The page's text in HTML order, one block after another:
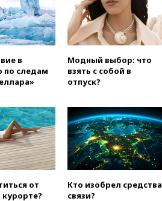
вчера, 19:45ISU предоставил
нейтральный статус
фигуристкам Валиевой и
Трусовой
вчера, 19:35Зеленский
впервые совершил
официальный визит в Сербию
вчера, 19:19Россиянка
погибла во Французских
Альпах
вчера, 19:00Открытое
горение на складе в Брянске
ликвидировано
вчера, 18:55 Минобороны
отчиталось об ударах по двум
в
по следам
Модный выбор: что
взять с собой в
отпуск?
от
курорте?
Кто изобрел средства
связи?